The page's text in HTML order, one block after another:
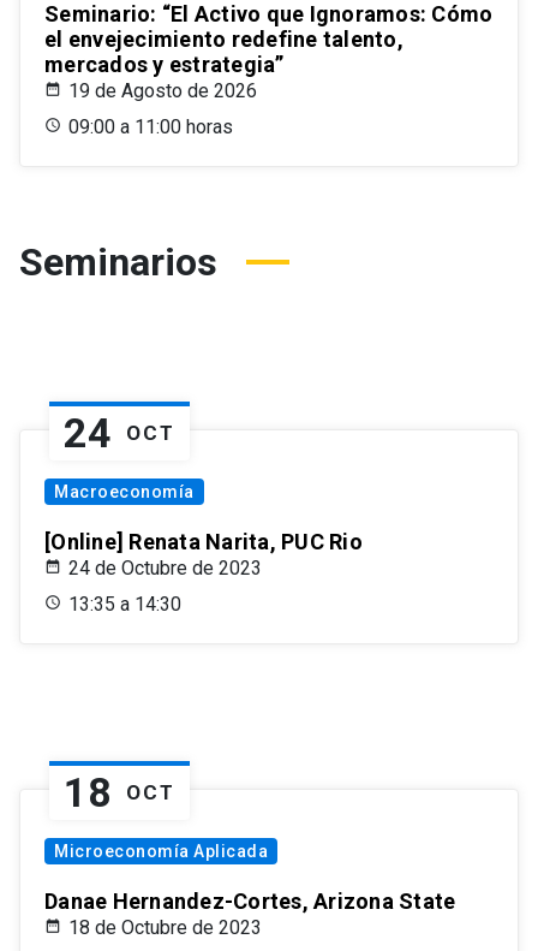
Seminario: “El Activo que Ignoramos: Cómo
el envejecimiento redefine talento,
mercados y estrategia”
19 de Agosto de 2026
09:00 a 11:00 horas
Seminarios
24 OCT
Macroeconomía
[Online] Renata Narita, PUC Rio
24 de Octubre de 2023
13:35 a 14:30
18 OCT
Microeconomía Aplicada
Danae Hernandez-Cortes, Arizona State
18 de Octubre de 2023